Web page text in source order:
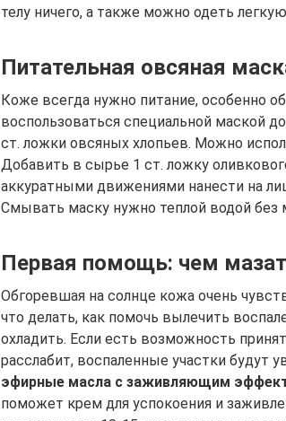
телу ничего, а также можно одеть
Питательная овсяная
Коже всегда нужно питание, особенно
воспользоваться специальной маской
ст. ложки овсяных хлопьев. Можно
Добавить в сырье 1 ст. ложку
аккуратными движениями нанести на
Смывать маску нужно теплой водой без
Первая помощь: чем
Обгоревшая на солнце кожа очень
что делать, как помочь вылечить
охладить. Если есть возможность
расслабит, воспаленные участки будут
эфирные масла с заживляющим
поможет крем для успокоения и